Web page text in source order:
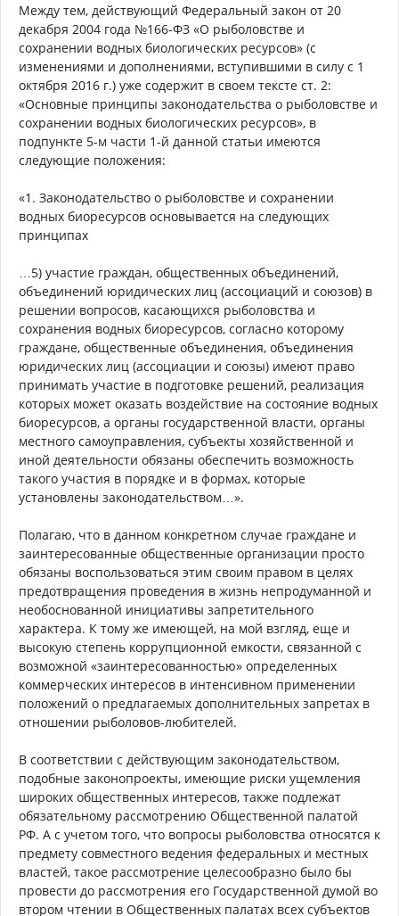
Между тем, действующий Федеральный закон от 20
декабря 2004 года №166-ФЗ «О рыболовстве и
сохранении водных биологических ресурсов» (с
изменениями и дополнениями, вступившими в силу с 1
октября 2016 г.) уже содержит в своем тексте ст. 2:
«Основные принципы законодательства о рыболовстве и
сохранении водных биологических ресурсов», в
подпункте 5-м части 1-й данной статьи имеются
следующие положения:
«1. Законодательство о рыболовстве и сохранении
водных биоресурсов основывается на следующих
принципах
…5) участие граждан, общественных объединений,
объединений юридических лиц (ассоциаций и союзов) в
решении вопросов, касающихся рыболовства и
сохранения водных биоресурсов, согласно которому
граждане, общественные объединения, объединения
юридических лиц (ассоциации и союзы) имеют право
принимать участие в подготовке решений, реализация
которых может оказать воздействие на состояние водных
биоресурсов, а органы государственной власти, органы
местного самоуправления, субъекты хозяйственной и
иной деятельности обязаны обеспечить возможность
такого участия в порядке и в формах, которые
установлены законодательством…».
Полагаю, что в данном конкретном случае граждане и
заинтересованные общественные организации просто
обязаны воспользоваться этим своим правом в целях
предотвращения проведения в жизнь непродуманной и
необоснованной инициативы запретительного
характера. К тому же имеющей, на мой взгляд, еще и
высокую степень коррупционной емкости, связанной с
возможной «заинтересованностью» определенных
коммерческих интересов в интенсивном применении
положений о предлагаемых дополнительных запретах в
отношении рыболовов-любителей.
В соответствии с действующим законодательством,
подобные законопроекты, имеющие риски ущемления
широких общественных интересов, также подлежат
обязательному рассмотрению Общественной палатой
РФ. А с учетом того, что вопросы рыболовства относятся к
предмету совместного ведения федеральных и местных
властей, такое рассмотрение целесообразно было бы
провести до рассмотрения его Государственной думой во
втором чтении в Общественных палатах всех субъектов